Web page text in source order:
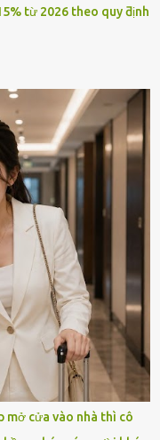
từ 2026 theo quy ƌịnh
mở cửa vào nhà thì cô